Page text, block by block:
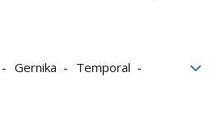
Gernika
Temporal